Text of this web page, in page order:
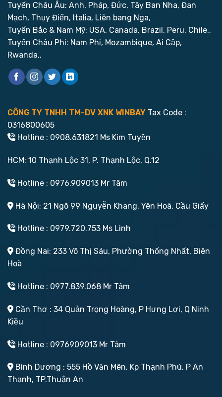
Tuyến Châu Âu: Anh, Pháp, Đức, Tây Ban Nha, Đan
Mạch, Thụy Điển, Italia, Liên bang Nga,
Tuyến Bắc & Nam Mỹ: USA, Canada, Brazil, Peru, Chile,.
Tuyến Châu Phi: Nam Phi, Mozambique, Ai Cập,
Rwanda,.
CÔNG TY TNHH TM-DV XNK WINBAY Tax Code :
0316800605
Hotline : 0908.631821 Ms Kim Tuyền
HCM: 10 Thạnh Lộc 31, P. Thạnh Lộc, Q.12
Hotline : 0976.909013 Mr Tâm
Hà Nội: 21 Ngõ 99 Nguyễn Khang, Yên Hoà, Cầu Giấy
Hotline : 0979.720.753 Ms Linh
Đồng Nai: 233 Võ Thị Sáu, Phường Thống Nhất, Biên
Hoà
Hotline : 0977.839.068 Mr Tâm
Cần Thơ : 34 Quản Trọng Hoàng, P Hưng Lợi, Q Ninh
Kiều
Hotline : 0976909013 Mr Tâm
Bình Dương : 555 Hồ Văn Mên, Kp Thạnh Phú, P An
Thạnh, TP.Thuận An